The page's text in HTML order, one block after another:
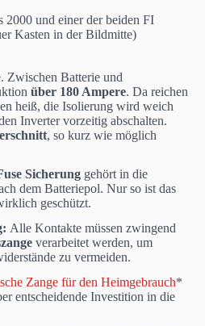
und einer der beiden FI
Kasten in der Bildmitte)
Zwischen Batterie und
über 180 Ampere. Da reichen
heiß, die Isolierung wird weich
Inverter vorzeitig abschalten.
, so kurz wie möglich
Sicherung gehört in die
dem Batteriepol. Nur so ist das
geschützt.
Alle Kontakte müssen zwingend
verarbeitet werden, um
zu vermeiden.
Zange für den Heimgebrauch*
entscheidende Investition in die